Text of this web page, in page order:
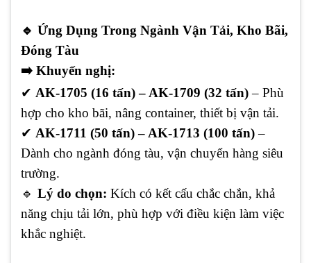
🔹 Ứng Dụng Trong Ngành Vận Tải, Kho Bãi,
Đóng Tàu
➡️ Khuyến nghị:
✔ AK-1705 (16 tấn) – AK-1709 (32 tấn)– Phù
hợp cho kho bãi, nâng container, thiết bị vận tải.
✔ AK-1711 (50 tấn) – AK-1713 (100 tấn)–
Dành cho ngành đóng tàu, vận chuyển hàng siêu
trường.
🔹 Lý do chọn: Kích có kết cấu chắc chắn, khả
năng chịu tải lớn, phù hợp với điều kiện làm việc
khắc nghiệt.